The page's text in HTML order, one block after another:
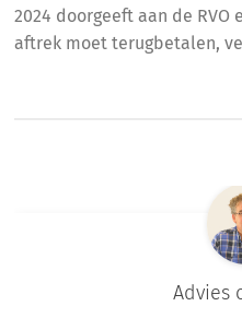
2024 doorgeeft aan de RVO
aftrek moet terugbetalen,
Advies